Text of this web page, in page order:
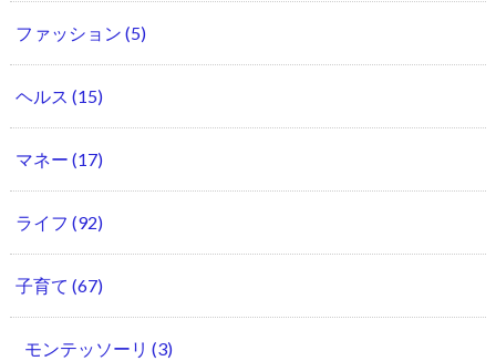
ファッション (5)
ヘルス (15)
マネー (17)
ライフ (92)
子育て (67)
モンテッソーリ (3)